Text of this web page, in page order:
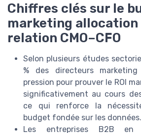
Chiffres clés sur le
marketing allocation
relation CMO–CFO
Selon plusieurs études
% des directeurs
pression pour prouver le ROI
significativement au cours
ce qui renforce la
budget fondée sur les données.
Les entreprises B2B en